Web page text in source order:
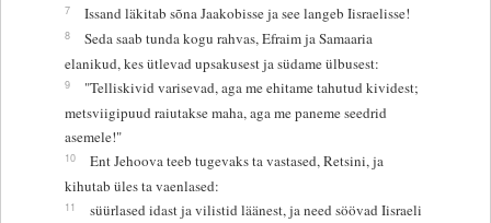
7 Issand läkitab sõna Jaakobisse ja see langeb Iisraelisse!
8
Seda saab tunda kogu rahvas, Efraim ja Samaaria
elanikud, kes ütlevad upsakusest ja südame ülbusest:
9
"Telliskivid varisevad, aga me ehitame tahutud kividest;
metsviigipuud raiutakse maha, aga me paneme seedrid
asemele!"
10
Ent Jehoova teeb tugevaks ta vastased, Retsini, ja
kihutab üles ta vaenlased:
11
süürlased idast ja vilistid läänest, ja need söövad Iisraeli